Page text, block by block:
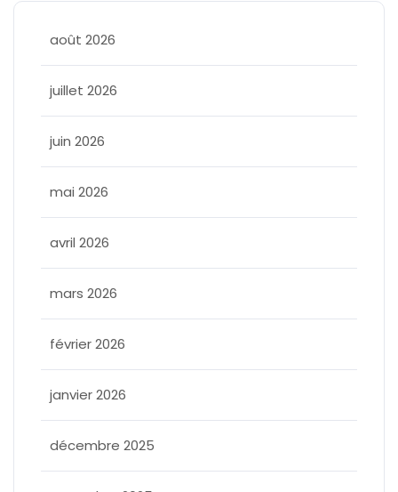
août 2026
juillet 2026
juin 2026
mai 2026
avril 2026
mars 2026
février 2026
janvier 2026
décembre 2025